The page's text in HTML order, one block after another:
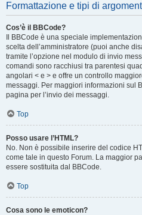
Formattazione e tipi di
Cos’è il BBCode?
Il BBCode è una speciale
scelta dell’amministratore (puoi anche
tramite l’opzione nel modulo di invio
comandi sono racchiusi tra parentesi
angolari < e > e offre un controllo
messaggi. Per maggiori informazioni sul
pagina per l’invio dei messaggi.
Top
Posso usare l’HTML?
No. Non è possibile inserire del codice
come tale in questo Forum. La maggior
essere sostituita dal BBCode.
Top
Cosa sono le emoticon?